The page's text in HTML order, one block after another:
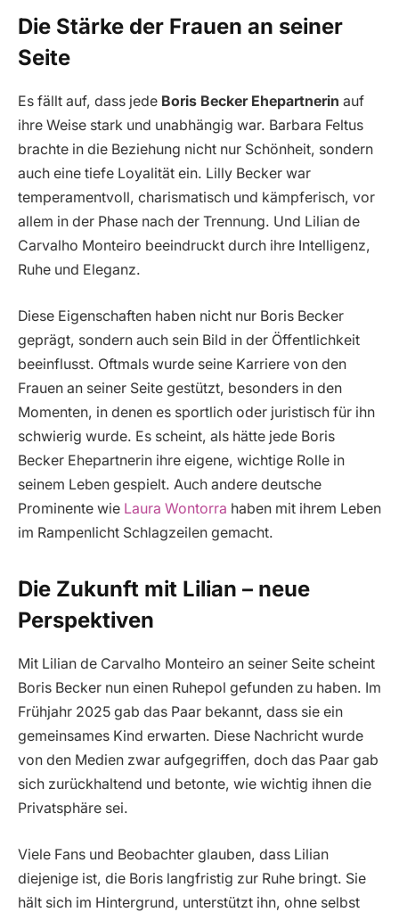
Die Stärke der Frauen an seiner
Seite
Es fällt auf, dass jede Boris Becker Ehepartnerin auf
ihre Weise stark und unabhängig war. Barbara Feltus
brachte in die Beziehung nicht nur Schönheit, sondern
auch eine tiefe Loyalität ein. Lilly Becker war
temperamentvoll, charismatisch und kämpferisch, vor
allem in der Phase nach der Trennung. Und Lilian de
Carvalho Monteiro beeindruckt durch ihre Intelligenz,
Ruhe und Eleganz.
Diese Eigenschaften haben nicht nur Boris Becker
geprägt, sondern auch sein Bild in der Öffentlichkeit
beeinflusst. Oftmals wurde seine Karriere von den
Frauen an seiner Seite gestützt, besonders in den
Momenten, in denen es sportlich oder juristisch für ihn
schwierig wurde. Es scheint, als hätte jede Boris
Becker Ehepartnerin ihre eigene, wichtige Rolle in
seinem Leben gespielt. Auch andere deutsche
Prominente wie Laura Wontorra haben mit ihrem Leben
im Rampenlicht Schlagzeilen gemacht.
Die Zukunft mit Lilian – neue
Perspektiven
Mit Lilian de Carvalho Monteiro an seiner Seite scheint
Boris Becker nun einen Ruhepol gefunden zu haben. Im
Frühjahr 2025 gab das Paar bekannt, dass sie ein
gemeinsames Kind erwarten. Diese Nachricht wurde
von den Medien zwar aufgegriffen, doch das Paar gab
sich zurückhaltend und betonte, wie wichtig ihnen die
Privatsphäre sei.
Viele Fans und Beobachter glauben, dass Lilian
diejenige ist, die Boris langfristig zur Ruhe bringt. Sie
hält sich im Hintergrund, unterstützt ihn, ohne selbst